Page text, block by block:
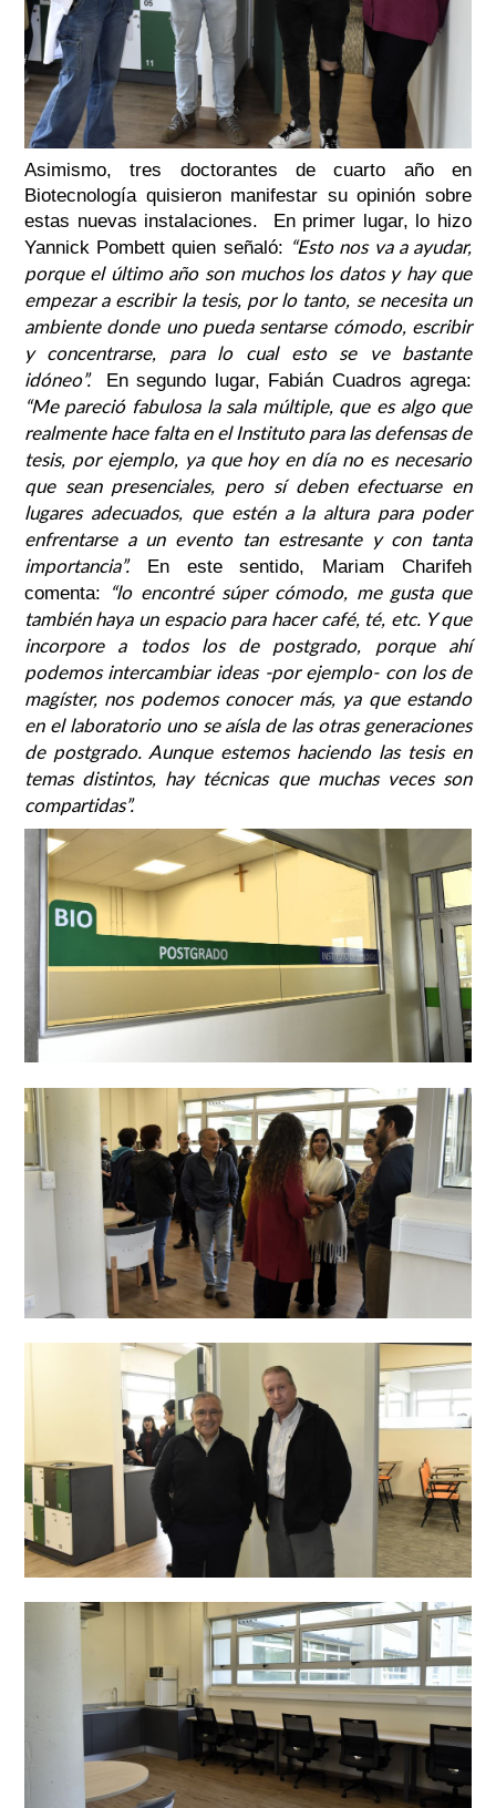
Asimismo, tres doctorantes de cuarto año en
Biotecnología quisieron manifestar su opinión sobre
estas nuevas instalaciones. En primer lugar, lo hizo
Yannick Pombett quien señaló: “Esto nos va a ayudar,
porque el último año son muchos los datos y hay que
empezar a escribir la tesis, por lo tanto, se necesita un
ambiente donde uno pueda sentarse cómodo, escribir
y concentrarse, para lo cual esto se ve bastante
idóneo”.
En segundo lugar, Fabián Cuadros agrega:
“Me pareció fabulosa la sala múltiple, que es algo que
realmente hace falta en el Instituto para las defensas de
tesis, por ejemplo, ya que hoy en día no es necesario
que sean presenciales, pero sí deben efectuarse en
lugares adecuados, que estén a la altura para poder
enfrentarse a un evento tan estresante y con tanta
importancia”.En este sentido, Mariam Charifeh
comenta:
“lo encontré súper cómodo, me gusta que
también haya un espacio para hacer café, té, etc. Y que
incorpore a todos los de postgrado, porque ahí
podemos intercambiar ideas -por ejemplo- con los de
magíster, nos podemos conocer más, ya que estando
en el laboratorio uno se aísla de las otras generaciones
de postgrado. Aunque estemos haciendo las tesis en
temas distintos, hay técnicas que muchas veces son
compartidas”.